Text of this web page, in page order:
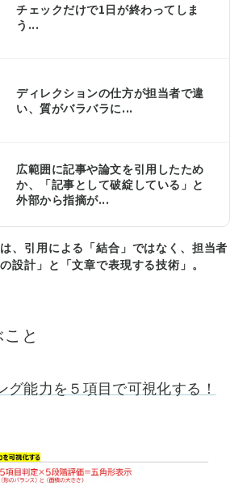
チェックだけで1日が終わってしま
う...
ディレクションの仕方が担当者で違
い、質がバラバラに...
広範囲に記事や論文を引用したため
か、「記事として破綻している」と
外部から指摘が...
、引用による「結合」ではなく、担当者
設計」と「文章で表現する技術」。
と
能力を５項目で可視化する！